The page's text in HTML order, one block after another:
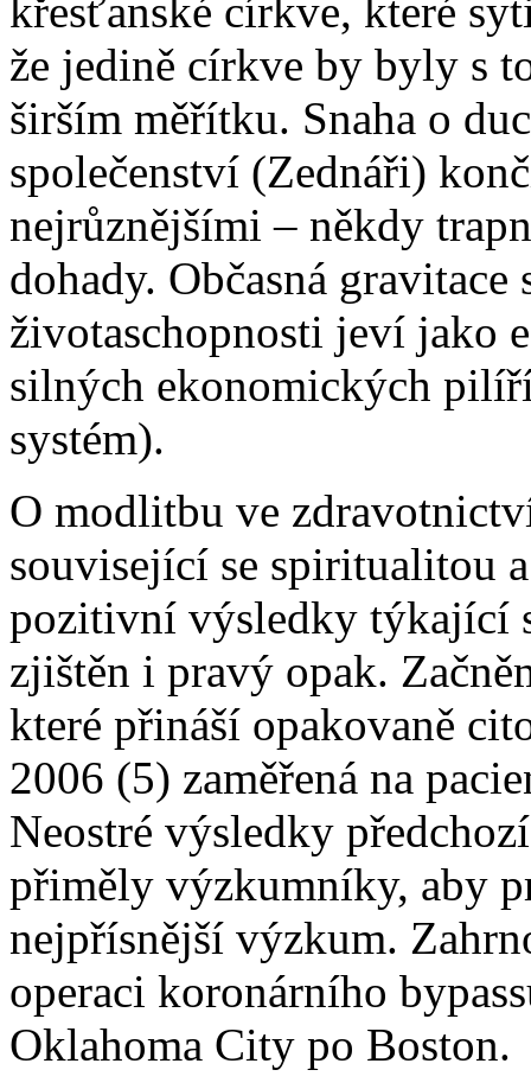
křesťanské církve, které
že jedině církve by byly s
širším měřítku. Snaha o
společenství (Zednáři)
nejrůznějšími – někdy
dohady. Občasná
životaschopnosti jeví jako
silných ekonomických
systém).
O modlitbu ve
související se spiritualitou
pozitivní výsledky týkající
zjištěn i pravý opak.
které přináší opakovaně
2006 (5) zaměřená na
Neostré výsledky
přiměly výzkumníky, aby
nejpřísnější výzkum.
operaci koronárního
Oklahoma City po Boston.